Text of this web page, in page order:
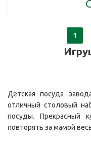
1
Детская посуда
отличный столовый
посуды. Прекрасный
повторять за мамой